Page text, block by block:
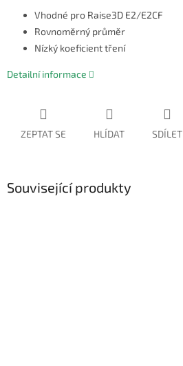
Vhodné pro Raise3D E2/E2CF
Rovnoměrný průměr
Nízký koeficient tření
Detailní informace
ZEPTAT SE HLÍDAT SDÍLET
Související produkty